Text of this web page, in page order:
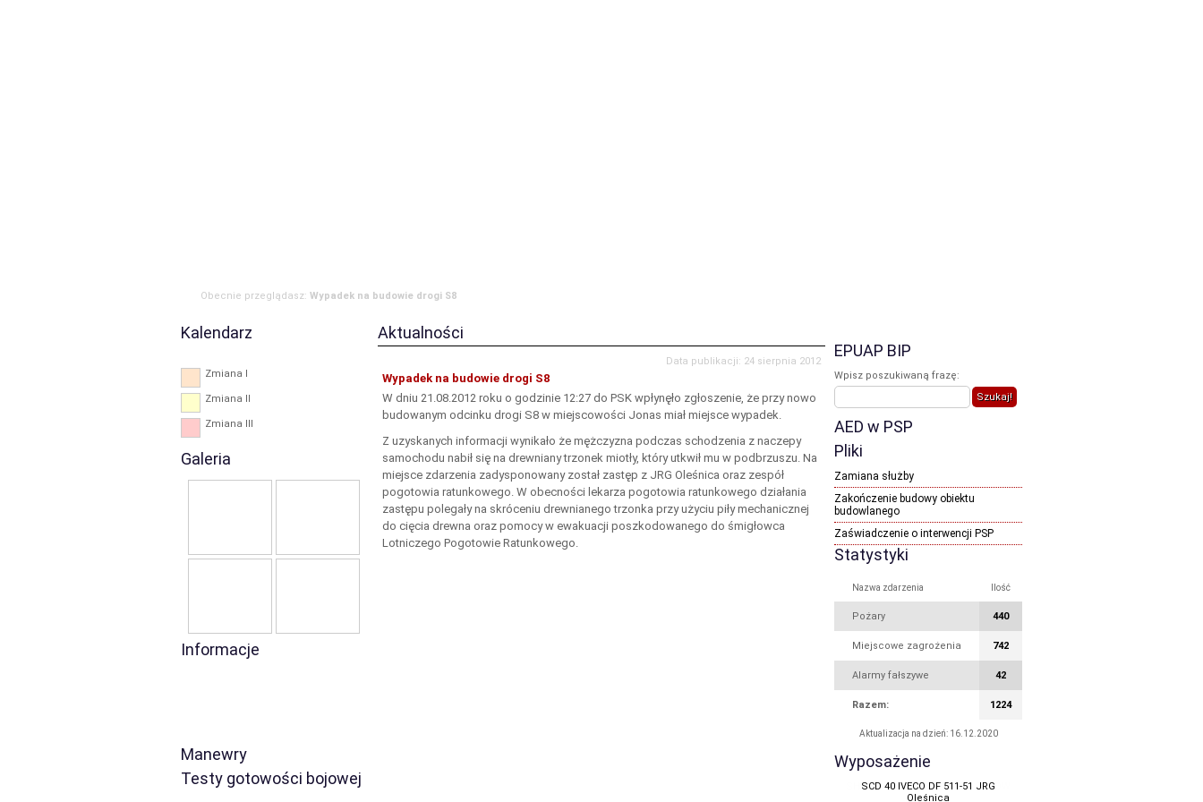
Obecnie przeglądasz: Wypadek na budowie drogi S8
Kalendarz
Zmiana I
Zmiana II
Zmiana III
Galeria
Informacje
Manewry
Testy gotowości bojowej
Aktualności
Data publikacji: 24 sierpnia 2012
Wypadek na budowie drogi S8
W dniu 21.08.2012 roku o godzinie 12:27 do PSK wpłynęło zgłoszenie, że przy nowo
budowanym odcinku drogi S8 w miejscowości Jonas miał miejsce wypadek.
Z uzyskanych informacji wynikało że mężczyzna podczas schodzenia z naczepy
samochodu nabił się na drewniany trzonek miotły, który utkwił mu w podbrzuszu. Na
miejsce zdarzenia zadysponowany został zastęp z JRG Oleśnica oraz zespół
pogotowia ratunkowego. W obecności lekarza pogotowia ratunkowego działania
zastępu polegały na skróceniu drewnianego trzonka przy użyciu piły mechanicznej
do cięcia drewna oraz pomocy w ewakuacji poszkodowanego do śmigłowca
Lotniczego Pogotowie Ratunkowego.
EPUAP BIP
Wpisz poszukiwaną frazę:
AED w PSP
Pliki
Zamiana służby
Zakończenie budowy obiektu
budowlanego
Zaświadczenie o interwencji PSP
Statystyki
Nazwa zdarzenia Ilość
Pożary 440
Miejscowe zagrożenia 742
Alarmy fałszywe 42
Razem: 1224
Aktualizacja na dzień: 16.12.2020
Wyposażenie
SCD 40 IVECO DF 511-51 JRG
Oleśnica